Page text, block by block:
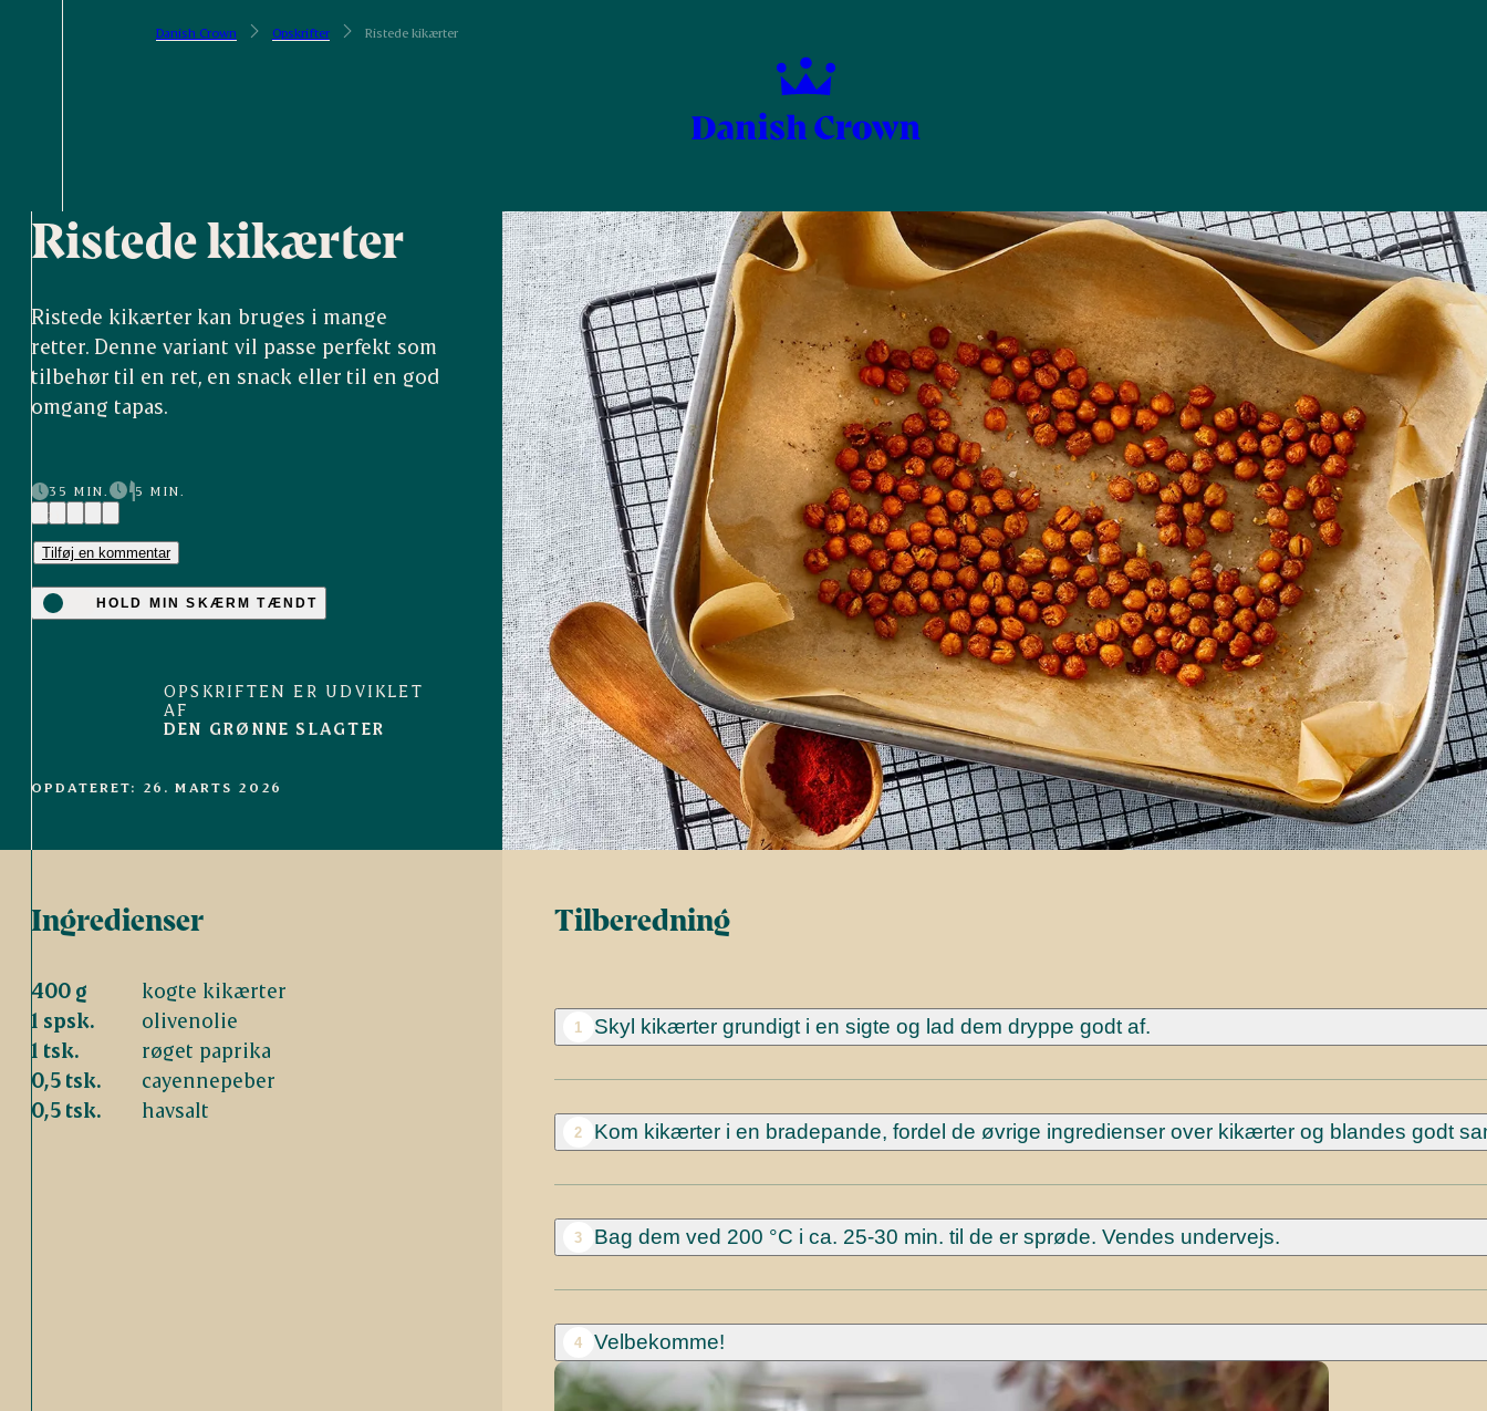
Danish Crown Opskrifter Ristede kikærter
Ristede kikærter
Ristede kikærter kan bruges i mange
retter. Denne variant vil passe perfekt som
tilbehør til en ret, en snack eller til en god
omgang tapas.
35 MIN.
5 MIN.
(2)
Tilføj en kommentar
HOLD MIN SKÆRM TÆNDT
OPSKRIFTEN ER UDVIKLET
AF
DEN GRØNNE SLAGTER
OPDATERET: 26. MARTS 2026
Ingredienser
400 g
kogte kikærter
1 spsk.
olivenolie
1 tsk.
røget paprika
0,5 tsk.
cayennepeber
0,5 tsk.
havsalt
Tilberedning
1 Skyl kikærter grundigt i en sigte og lad dem dryppe godt af.
2 Kom kikærter i en bradepande, fordel de øvrige ingredienser over kikærter og blandes godt
3 Bag dem ved 200 °C i ca. 25-30 min. til de er sprøde. Vendes undervejs.
4 Velbekomme!